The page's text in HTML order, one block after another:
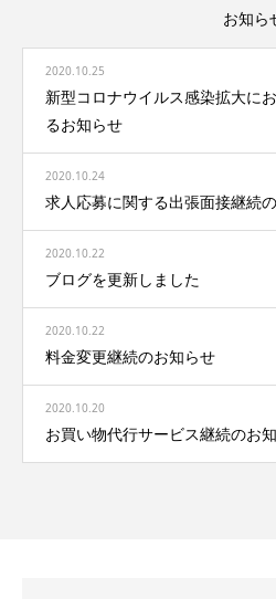
お知ら
2020.10.25
新型コロナウイルス感染拡大に
るお知らせ
2020.10.24
求人応募に関する出張面接継続
2020.10.22
ブログを更新しました
2020.10.22
料金変更継続のお知らせ
2020.10.20
お買い物代行サービス継続のお